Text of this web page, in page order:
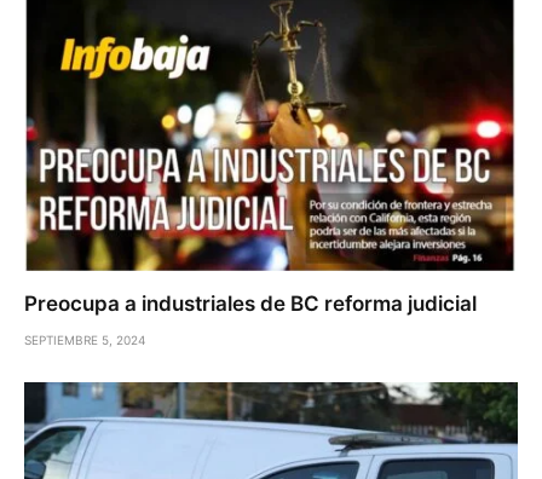
Preocupa a industriales de BC reforma judicial
SEPTIEMBRE 5, 2024